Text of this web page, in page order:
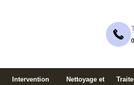
Intervention
Nettoyage et